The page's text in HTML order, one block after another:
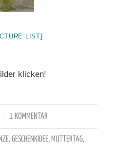
LIST]
klicken!
1 KOMMENTAR
,GESCHENKIDEE, MUTTERTAG,